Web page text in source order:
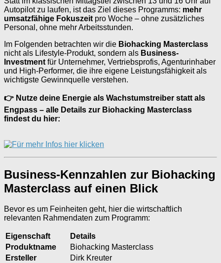
Autopilot zu laufen, ist das Ziel dieses Programms: mehr
umsatzfähige Fokuszeit pro Woche – ohne zusätzliches
Personal, ohne mehr Arbeitsstunden.
Im Folgenden betrachten wir die Biohacking Masterclass
nicht als Lifestyle-Produkt, sondern als Business-
Investment für Unternehmer, Vertriebsprofis, Agenturinhaber
und High-Performer, die ihre eigene Leistungsfähigkeit als
wichtigste Gewinnquelle verstehen.
👉 Nutze deine Energie als Wachstumstreiber statt als
Engpass – alle Details zur Biohacking Masterclass
findest du hier:
Business-Kennzahlen zur Biohacking
Masterclass auf einen Blick
Bevor es um Feinheiten geht, hier die wirtschaftlich
relevanten Rahmendaten zum Programm:
Eigenschaft
Details
Produktname
Biohacking Masterclass
Ersteller
Dirk Kreuter